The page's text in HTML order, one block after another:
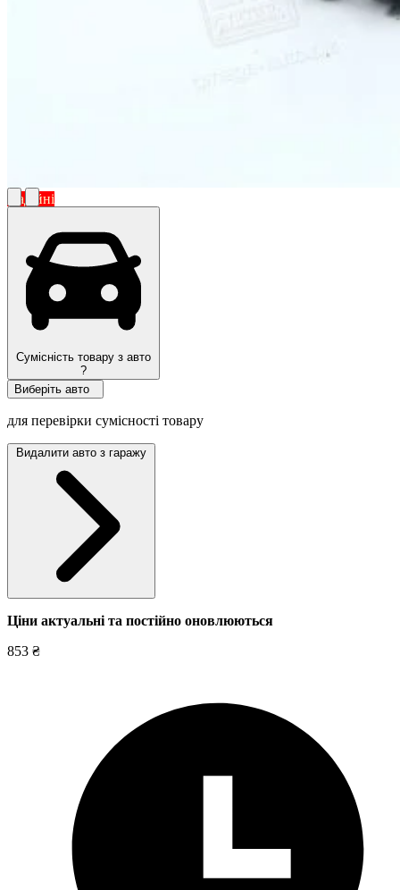
Надійні
Сумісність товару з авто
?
Виберіть авто
для перевірки сумісності товару
Видалити авто з гаражу
Ціни актуальні та постійно оновлюються
853 ₴